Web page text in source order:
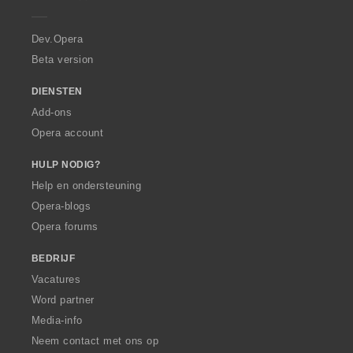
a
Dev.Opera
Beta version
DIENSTEN
Add-ons
Opera account
HULP NODIG?
Help en ondersteuning
Opera-blogs
Opera forums
BEDRIJF
Vacatures
Word partner
Media-info
Neem contact met ons op